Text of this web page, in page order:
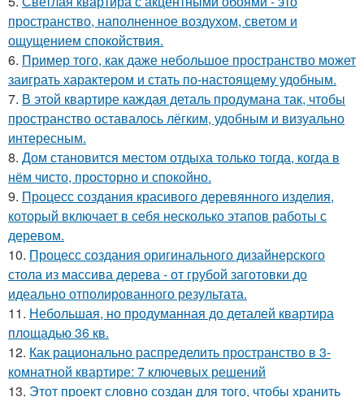
пространство, наполненное воздухом, светом и
ощущением спокойствия.
6. Пример того, как даже небольшое пространство может
заиграть характером и стать по-настоящему удобным.
7. В этой квартире каждая деталь продумана так, чтобы
пространство оставалось лёгким, удобным и визуально
интересным.
8. Дом становится местом отдыха только тогда, когда в
нём чисто, просторно и спокойно.
9. Процесс создания красивого деревянного изделия,
который включает в себя несколько этапов работы с
деревом.
10. Процесс создания оригинального дизайнерского
стола из массива дерева - от грубой заготовки до
идеально отполированного результата.
11. Небольшая, но продуманная до деталей квартира
площадью 36 кв.
12. Как рационально распределить пространство в 3-
комнатной квартире: 7 ключевых решений
13. Этот проект словно создан для того, чтобы хранить